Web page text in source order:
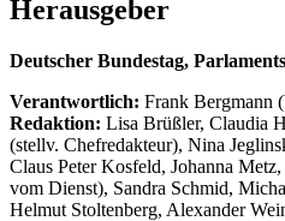
Herausgeber
Deutscher Bundestag,
Verantwortlich: Frank Bergmann
Redaktion: Lisa Brüßler, Claudia
(stellv. Chefredakteur), Nina
Claus Peter Kosfeld, Johanna
vom Dienst), Sandra Schmid,
Helmut Stoltenberg, Alexander